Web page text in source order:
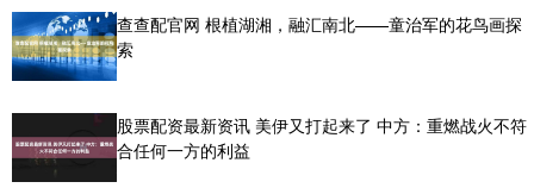
查查配官网 根植湖湘，融汇南北——童治军的花鸟画探
索
股票配资最新资讯 美伊又打起来了 中方：重燃战火不符
合任何一方的利益